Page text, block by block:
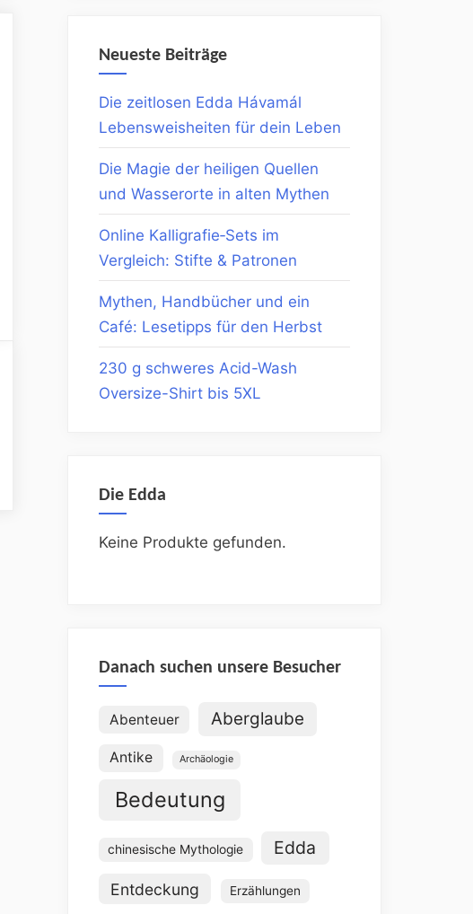
Neueste Beiträge
Die zeitlosen Edda Hávamál
Lebensweisheiten für dein Leben
Die Magie der heiligen Quellen
und Wasserorte in alten Mythen
Online Kalligrafie‑Sets im
Vergleich: Stifte & Patronen
Mythen, Handbücher und ein
Café: Lesetipps für den Herbst
230 g schweres Acid-Wash
Oversize-Shirt bis 5XL
Die Edda
Keine Produkte gefunden.
Danach suchen unsere Besucher
Abenteuer Aberglaube
Antike Archäologie
Bedeutung
chinesische Mythologie Edda
Entdeckung Erzählungen